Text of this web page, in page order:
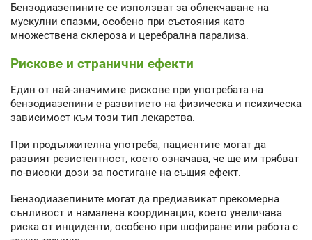
Бензодиазепините се използват за облекчаване на
мускулни спазми, особено при състояния като
множествена склероза и церебрална парализа.
Рискове и странични ефекти
Един от най-значимите рискове при употребата на
бензодиазепини е развитието на физическа и психическа
зависимост към този тип лекарства.
При продължителна употреба, пациентите могат да
развият резистентност, което означава, че ще им трябват
по-високи дози за постигане на същия ефект.
Бензодиазепините могат да предизвикат прекомерна
сънливост и намалена координация, което увеличава
риска от инциденти, особено при шофиране или работа с